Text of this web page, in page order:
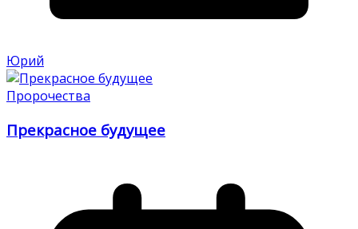
Юрий
Пророчества
Прекрасное будущее